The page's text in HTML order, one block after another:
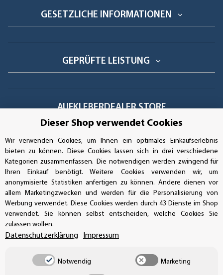
GESETZLICHE INFORMATIONEN
GEPRÜFTE LEISTUNG
AUFKLEBERDEALER STORE
Buchhaltung: +49 (0)39-201-28-98-17
info@aufkleberdealer.de
UNSER AFFILIATE-PROGRAMM
UNSERE ZAHLUNGSARTEN*
Dieser Shop verwendet Cookies
Wir verwenden Cookies, um Ihnen ein optimales Einkaufserlebnis
bieten zu können. Diese Cookies lassen sich in drei verschiedene
Kategorien zusammenfassen. Die notwendigen werden zwingend für
Ihren Einkauf benötigt. Weitere Cookies verwenden wir, um
anonymisierte Statistiken anfertigen zu können. Andere dienen vor
allem Marketingzwecken und werden für die Personalisierung von
Werbung verwendet. Diese Cookies werden durch 43 Dienste im Shop
verwendet. Sie können selbst entscheiden, welche Cookies Sie
zulassen wollen.
Datenschutzerklärung Impressum
Notwendig Marketing